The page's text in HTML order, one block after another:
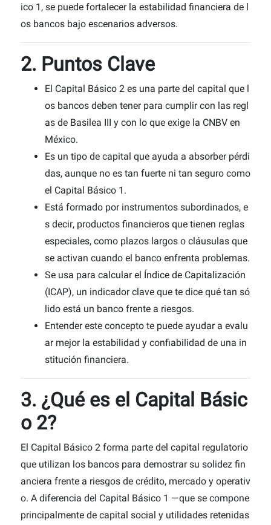
ico 1, se puede fortalecer la estabilidad financiera de l
os bancos bajo escenarios adversos.
2. Puntos Clave
El Capital Básico 2 es una parte del capital que l
os bancos deben tener para cumplir con las regl
as de Basilea III y con lo que exige la CNBV en
México.
Es un tipo de capital que ayuda a absorber pérdi
das, aunque no es tan fuerte ni tan seguro como
el Capital Básico 1.
Está formado por instrumentos subordinados, e
s decir, productos financieros que tienen reglas
especiales, como plazos largos o cláusulas que
se activan cuando el banco enfrenta problemas.
Se usa para calcular el Índice de Capitalización
(ICAP), un indicador clave que te dice qué tan só
lido está un banco frente a riesgos.
Entender este concepto te puede ayudar a evalu
ar mejor la estabilidad y confiabilidad de una in
stitución financiera.
3. ¿Qué es el Capital Básic
o 2?
El Capital Básico 2 forma parte del capital regulatorio
que utilizan los bancos para demostrar su solidez fin
anciera frente a riesgos de crédito, mercado y operativ
o. A diferencia del Capital Básico 1 —que se compone
principalmente de capital social y utilidades retenidas